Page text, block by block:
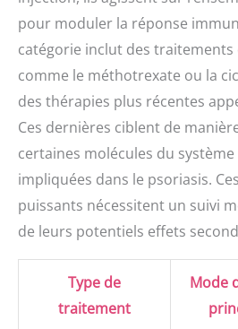
pour moduler la réponse
catégorie inclut des
comme le méthotrexate ou la
des thérapies plus récentes
Ces dernières ciblent de
certaines molécules du
impliquées dans le psoriasis.
puissants nécessitent un suivi
de leurs potentiels effets
Type de
traitement
Mode